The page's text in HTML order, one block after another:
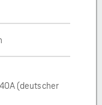
(deutscher